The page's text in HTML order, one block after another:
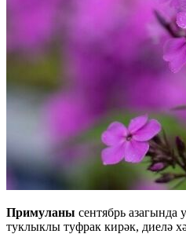
Примуланы сентябрь
туклыклы туфрак кирәк, диелә